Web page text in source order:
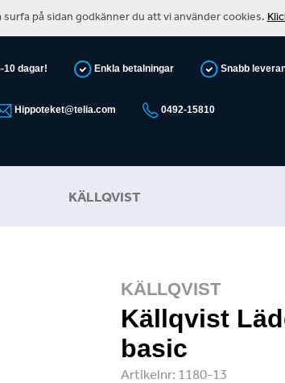
dagar! Enkla betalningar Snabb
Hippoteket@telia.com 0492-15810
KÄLLQVIST
KÄLLQVIST
Källqvist
basic
Artikelnr: 1180-13
på sidan godkänner du att vi använder cookies.